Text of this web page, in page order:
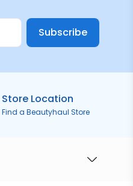
Subscribe
Store Location
Find a Beautyhaul Store